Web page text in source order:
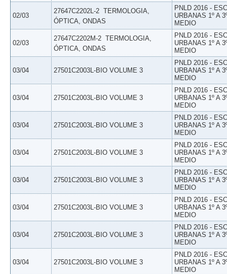
02/03
27647C2202L-2  TERMOLOGIA,
ÓPTICA, ONDAS
PNLD 2016 -
URBANAS 1º A
MEDIO
02/03
27647C2202M-2  TERMOLOGIA,
ÓPTICA, ONDAS
PNLD 2016 -
URBANAS 1º A
MEDIO
03/04 27501C2003L-BIO VOLUME 3
PNLD 2016 -
URBANAS 1º A
MEDIO
03/04 27501C2003L-BIO VOLUME 3
PNLD 2016 -
URBANAS 1º A
MEDIO
03/04 27501C2003L-BIO VOLUME 3
PNLD 2016 -
URBANAS 1º A
MEDIO
03/04 27501C2003L-BIO VOLUME 3
PNLD 2016 -
URBANAS 1º A
MEDIO
03/04 27501C2003L-BIO VOLUME 3
PNLD 2016 -
URBANAS 1º A
MEDIO
03/04 27501C2003L-BIO VOLUME 3
PNLD 2016 -
URBANAS 1º A
MEDIO
03/04 27501C2003L-BIO VOLUME 3
PNLD 2016 -
URBANAS 1º A
MEDIO
03/04 27501C2003L-BIO VOLUME 3
PNLD 2016 -
URBANAS 1º A
MEDIO